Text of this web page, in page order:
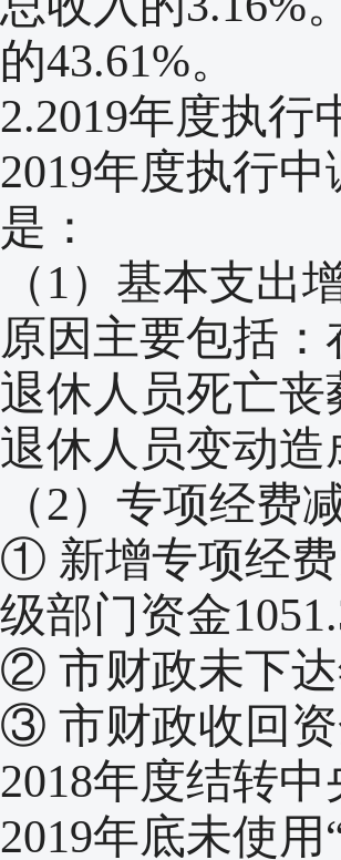
的43.61%。
2.2019年度执行
2019年度执行
是：
（1）基本支出
原因主要包括
退休人员死亡丧
退休人员变动
（2）专项经费
① 新增专项经费
级部门资金
② 市财政未下达
③ 市财政收回资
2018年度结转
2019年底未使